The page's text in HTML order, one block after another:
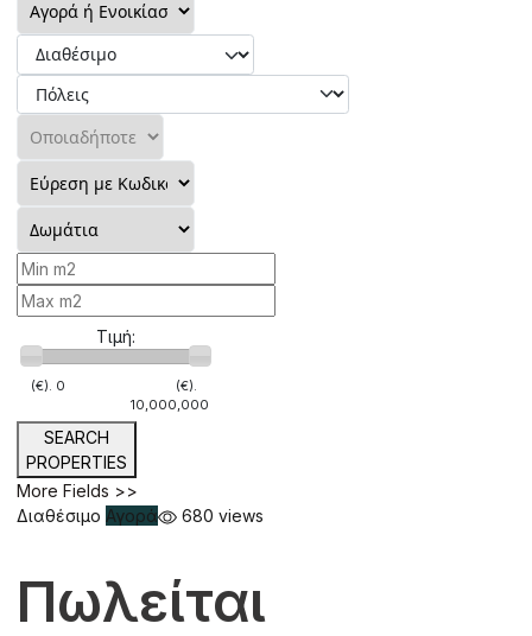
Τιμή:
(€). 0
(€).
10,000,000
SEARCH
PROPERTIES
More Fields >>
Διαθέσιμο Αγορά 680 views
Πωλείται